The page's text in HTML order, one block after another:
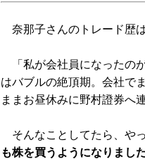
奈那子さんのトレード歴
「私が会社員になったの
はバブルの絶頂期。会社で
ままお昼休みに野村證券へ
そんなことしてたら、や
も株を買うようになりまし